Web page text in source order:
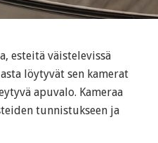
esteitä väistelevissä
löytyvät sen kamerat
apuvalo. Kameraa
tunnistukseen ja